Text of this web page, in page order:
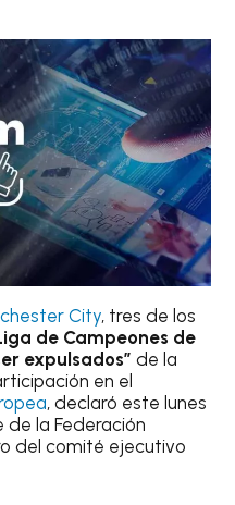
City, tres de los
de Campeones de
expulsados” de la
en el
, declaró este lunes
de la Federación
del comité ejecutivo